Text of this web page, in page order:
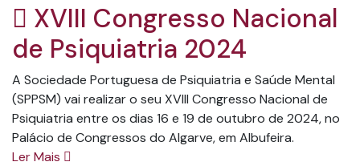
XVIII Congresso Nacional
de Psiquiatria 2024
A Sociedade Portuguesa de Psiquiatria e Saúde Mental
(SPPSM) vai realizar o seu XVIII Congresso Nacional de
Psiquiatria entre os dias 16 e 19 de outubro de 2024, no
Palácio de Congressos do Algarve, em Albufeira.
Ler Mais